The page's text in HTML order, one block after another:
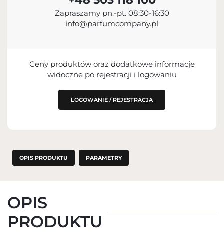
Sterling Parfums LLC
+9714 885 5588
info@sterling.ae
IMPORTER
PODMIOT ODPOWIEDZIALNY ZA
WPROWADZENIE DO UE
Zapraszamy pn.-pt. 08:30-16:30
info@parfumcompany.pl
Ceny produktów oraz dodatkowe informacje
widoczne po rejestracji i logowaniu
LOGOWANIE / REJESTRACJA
OPIS PRODUKTU PARAMETRY
OPIS
PRODUKTU